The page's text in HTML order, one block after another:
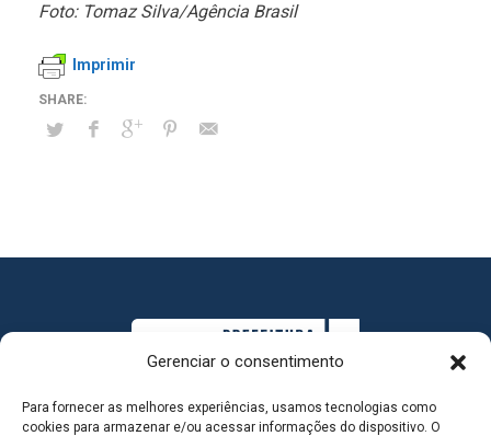
Gerenciar o consentimento
Para fornecer as melhores experiências, usamos tecnologias como
cookies para armazenar e/ou acessar informações do dispositivo. O
Foto: Tomaz Silva/Agência Brasil
Imprimir